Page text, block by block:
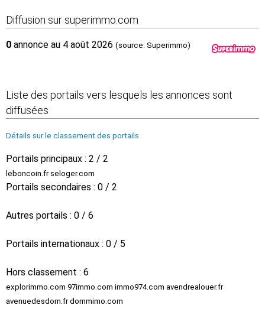
Diffusion sur superimmo.com
0 annonce au 4 août 2026 (source: Superimmo)
Liste des portails vers lesquels les annonces sont
diffusées
Détails sur le classement des portails
Portails principaux : 2 / 2
leboncoin.fr seloger.com
Portails secondaires : 0 / 2
Autres portails : 0 / 6
Portails internationaux : 0 / 5
Hors classement : 6
explorimmo.com 97immo.com immo974.com avendrealouer.fr
avenuedesdom.fr dommimo.com